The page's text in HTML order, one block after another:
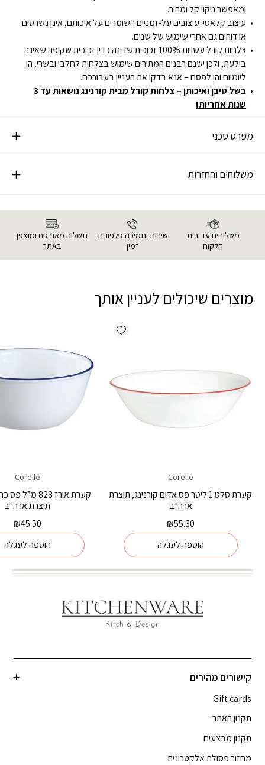
ומאפשר ניקוי קל ומהיר.
עיצוב קלאסי: עיצובים על-זמניים השומרים על איכותם, אינן נשרטים
או דוהים גם אחרי שימוש של שנים.
צלחות קורל עשויות 100% זכוכית שדינה כדין זכוכית שקופה שאינה
בולעת, ולכן ישנם רבנים המתירים שימוש בצלחות לחלבי ובשרי, הן
ליומיום והן לפסח – אנא בדקו את העניין בעבורכם.
בשל טיבן ואיכותן – צלחות קורל מבית קורנינג נושאות עד 3
שנות אחריות!
מפרט טכני
משלוחים והחזרות
משלוחים עד בית
הלקוח
שירות ותמיכה טלפונית
זמין
תשלום מאובטח ומוצפן
באתר
מוצרים שיכולים לעניין אותך
Add wishlist
Corelle
קערת סלט 1 ליטר פס אדום קורנינג, תוצרת
ארה”ב
₪55.30
הוספה לעגלה
Corelle
קערת אורז 828
תוצרת ארה”ב
₪45.50
הוספה לעגלה
קישורים מהירים
Gift cards
תקנון האתר
תקנון מבצעים
מחזור פסולת אלקטרונית